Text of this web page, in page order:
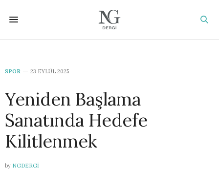
SPOR 23 EYLÜL 2025
Yeniden Başlama
Sanatında Hedefe
Kilitlenmek
by NGDERGI